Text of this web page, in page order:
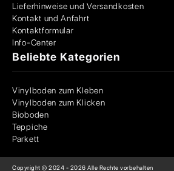
Lieferhinweise und Versandkosten
Kontakt und Anfahrt
Kontaktformular
Info-Center
Beliebte Kategorien
Vinylboden zum Kleben
Vinylboden zum Klicken
Bioboden
Teppiche
Parkett
Copyright © 2024 - 2026 Alle Rechte vorbehalten